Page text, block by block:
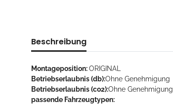
Beschreibung
Montageposition:ORIGINAL
Betriebserlaubnis (db):Ohne Genehmigung
Betriebserlaubnis (co2):Ohne Genehmigung
passende Fahrzeugtypen: